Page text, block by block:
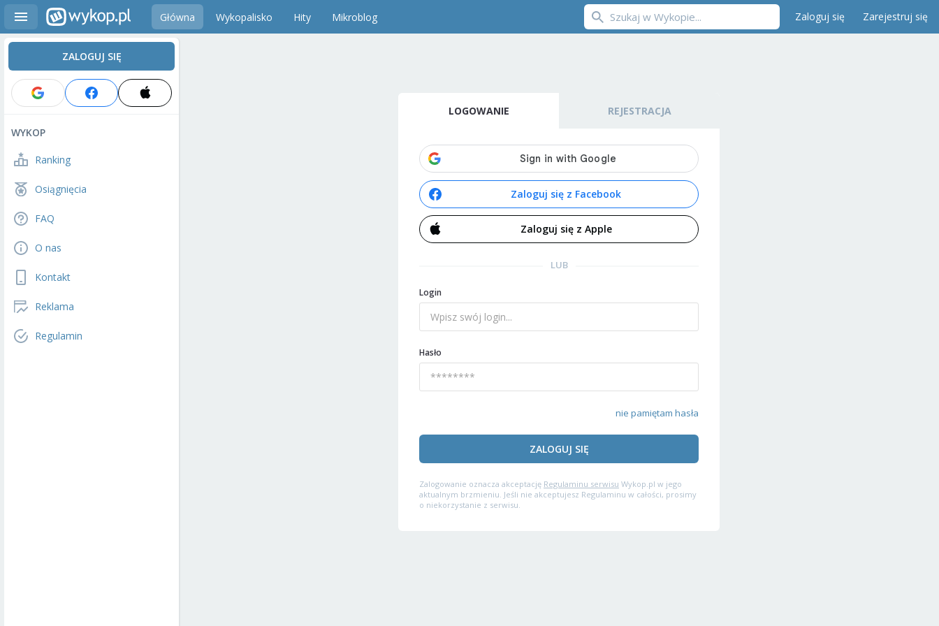
Główna Wykopalisko Hity Mikroblog Zaloguj się Zarejestruj się
ZALOGUJ SIĘ
WYKOP
Ranking
Osiągnięcia
FAQ
O nas
Kontakt
Reklama
Regulamin
LOGOWANIE REJESTRACJA
Zaloguj się z Facebook
Zaloguj się z Apple
LUB
Login
Hasło
nie pamiętam hasła
ZALOGUJ SIĘ
Zalogowanie oznacza akceptację Regulaminu serwisu Wykop.pl w jego
aktualnym brzmieniu. Jeśli nie akceptujesz Regulaminu w całości, prosimy
o niekorzystanie z serwisu.